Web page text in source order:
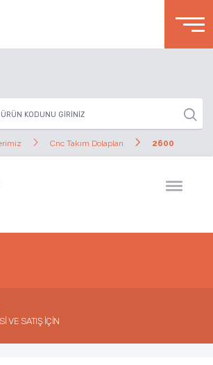
Cnc Takım Dolapları 2600
VE SATIŞ İÇİN